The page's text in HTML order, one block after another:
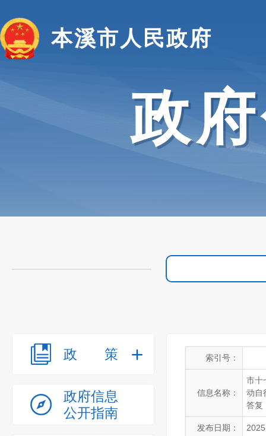
本溪市人民政府
政
政策
政府信息
公开指南
索引号：
信息名称：
市十
动自
答复
发布日期：